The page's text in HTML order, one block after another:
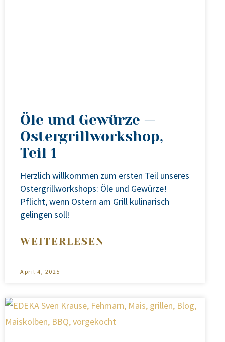
Öle und Gewürze —
Ostergrillworkshop,
Teil 1
Herz­lich will­kom­men zum ers­ten Teil unse­res
Oster­grill­work­shops: Öle und Gewür­ze!
Pflicht, wenn Ostern am Grill kuli­na­risch
gelin­gen soll!
WEITERLESEN
April 4, 2025